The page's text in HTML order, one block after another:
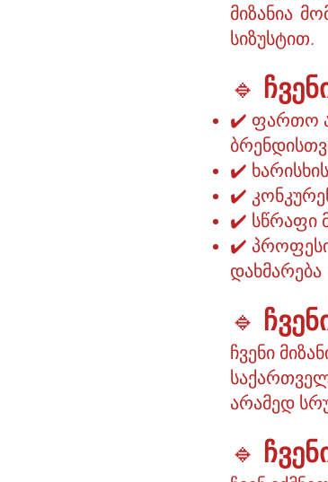
მიზანია
სიზუსტით.
🔹
✔️ ფართო
✔️
✔️
✔️ სწრაფი
✔️
დახმარება
🔹
ჩვენი
არამედ
🔹